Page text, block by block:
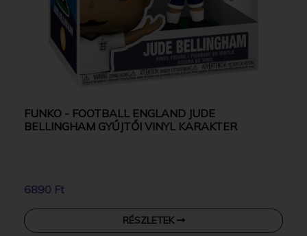
FUNKO - FOOTBALL ENGLAND JUDE
BELLINGHAM GYŰJTŐI VINYL KARAKTER
6890 Ft
RÉSZLETEK